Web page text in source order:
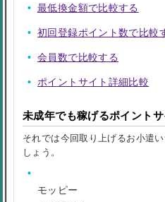
最低換金額で比較する
初回登録ポイント数で比較
会員数で比較する
ポイントサイト詳細比較
未成年でも稼げるポイントサ
それでは今回取り上げるお小遣
しょう。
モッピー